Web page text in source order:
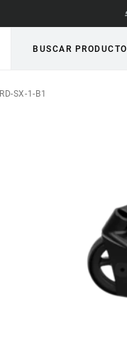
BUSCAR PRODUCTO
RD-SX-1-B1